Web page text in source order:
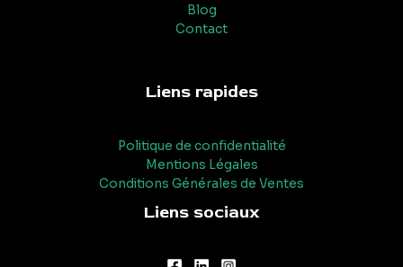
Blog
Contact
Liens rapides
Politique de confidentialité
Mentions Légales
Conditions Générales de Ventes
Liens sociaux